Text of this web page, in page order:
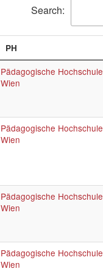
Search:
PH
Pädagogische Hochschule
Wien
Pädagogische Hochschule
Wien
Pädagogische Hochschule
Wien
Pädagogische Hochschule
Wien